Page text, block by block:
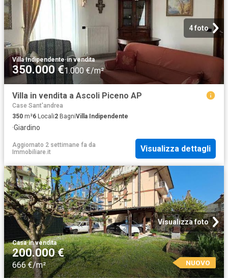
4 foto
Villa Indipendente·in vendita
350.000 €1.000 €/m²
Villa in vendita a Ascoli Piceno AP
Case Sant'andrea
350 m²6 Locali2 BagniVilla Indipendente
·Giardino
Aggiornato 2 settimane fa da
Immobiliare.it
Visualizza dettagli
Visualizza foto
Casa·in vendita
200.000 €
666 €/m² NUOVO